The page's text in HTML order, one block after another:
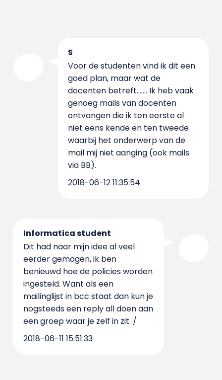
S
Voor de studenten vind ik dit een
goed plan, maar wat de
docenten betreft....... Ik heb vaak
genoeg mails van docenten
ontvangen die ik ten eerste al
niet eens kende en ten tweede
waarbij het onderwerp van de
mail mij niet aanging (ook mails
via BB).
2018-06-12 11:35:54
Informatica student
Dit had naar mijn idee al veel
eerder gemogen, ik ben
benieuwd hoe de policies worden
ingesteld. Want als een
mailinglijst in bcc staat dan kun je
nogsteeds een reply all doen aan
een groep waar je zelf in zit :/
2018-06-11 15:51:33